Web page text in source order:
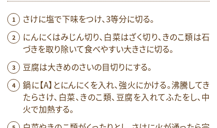
さけに塩で下味をつけ、3等分に切る。
にんにくはみじん切り、白菜はざく切り、きのこ類は石
づきを取り除いて食べやすい大きさに切る。
豆腐は大きめのさいの目切りにする。
鍋に【A】とにんにくを入れ、強火にかける。沸騰してき
たらさけ、白菜、きのこ類、豆腐を入れてふたをし、中
火で加熱する。